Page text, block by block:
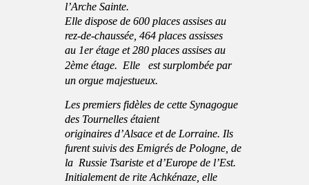
l’Arche Sainte.
Elle dispose de 600 places assises au
rez-de-chaussée, 464 places assisses
au 1er étage et 280 places assises au
2ème étage. Elle est surplombée par
un orgue majestueux.
Les premiers fidèles de cette Synagogue
des Tournelles étaient
originaires d’Alsace et de Lorraine. Ils
furent suivis des Emigrés de Pologne, de
la Russie Tsariste et d’Europe de l’Est.
Initialement de rite Achkénaze, elle